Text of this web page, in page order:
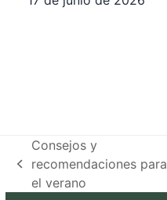
previous
post:
Consejos y
recomendaciones para
el verano